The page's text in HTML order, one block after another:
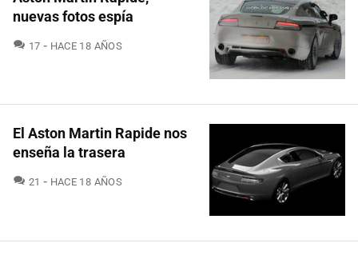
nuevas fotos espía
17 COMENTARIOS
HACE 18 AÑOS
El Aston Martin Rapide nos
enseña la trasera
21 COMENTARIOS
HACE 18 AÑOS